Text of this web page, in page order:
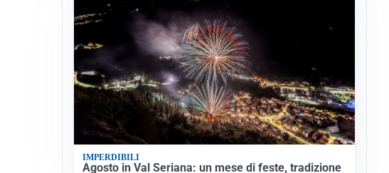
IMPERDIBILI
Agosto in Val Seriana: un mese di feste, tradizione